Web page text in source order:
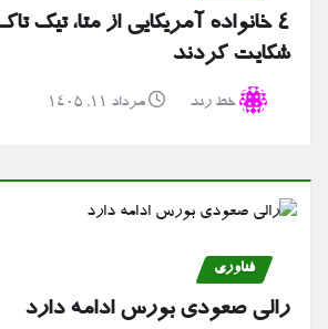
۴ خانواده آمریکایی از متا، تیک
شکایت کردند
خط رند مرداد ۱۱, ۱۴۰۵
فناوری
رالی صعودی بورس ادامه دارد